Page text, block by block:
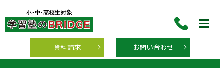
資料請求 お問い合わせ